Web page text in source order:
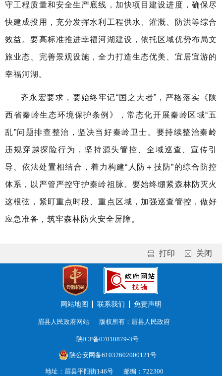
守工程质量和安全生产底线，加快项目建设进度，确保尽
快建成投用，充分发挥水利工程供水、灌溉、防洪等综合
效益。要高标准推进幸福河湖建设，依托区域优势布局文
旅业态、完善景观设施，全力打造生态优美、宜居宜游的
幸福河湖。
齐永宏要求，要始终牢记“国之大者”，严格落实《陕
西省秦岭生态环境保护条例》，常态化开展秦岭区域“五
乱”问题排查整治，坚决当好秦岭卫士。要持续整治秦岭
违规穿越探险行为，坚持源头管控、全域巡查、宣传引
导、依法处置相结合，着力构建“人防 ＋ 技防”的综合防控
体系，以严管严控守护秦岭祖脉。要始终绷紧森林防灭火
这根弦，紧盯重点时段、重点区域，加强巡查管控，做好
应急准备，筑牢森林防火安全屏障。
关闭
打印
网站地图 联系我们 免责声明
眉县人民政府网站 版权所有：眉县人民政府
陕ICP备07010879-3号
陕公安网备61032602000121号
地址：眉县平阳街146号 邮编：722300